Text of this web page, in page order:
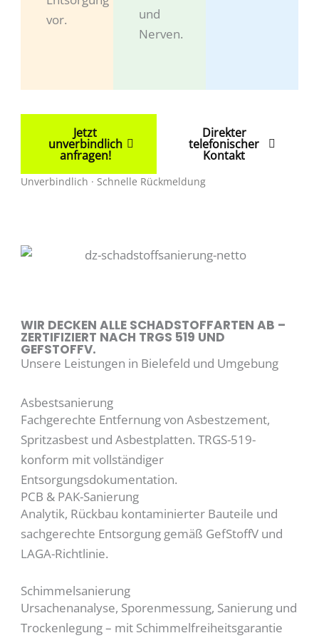
vor.
und
Nerven.
Jetzt
unverbindlich
anfragen!
Direkter
telefonischer
Kontakt
Unverbindlich · Schnelle Rückmeldung
WIR DECKEN ALLE SCHADSTOFFARTEN AB –
ZERTIFIZIERT NACH TRGS 519 UND
GEFSTOFFV.
Unsere Leistungen in Bielefeld und Umgebung
Asbestsanierung
Fachgerechte Entfernung von Asbestzement,
Spritzasbest und Asbestplatten. TRGS-519-
konform mit vollständiger
Entsorgungsdokumentation.
PCB & PAK-Sanierung
Analytik, Rückbau kontaminierter Bauteile und
sachgerechte Entsorgung gemäß GefStoffV und
LAGA-Richtlinie.
Schimmelsanierung
Ursachenanalyse, Sporenmessung, Sanierung und
Trockenlegung – mit Schimmelfreiheitsgarantie